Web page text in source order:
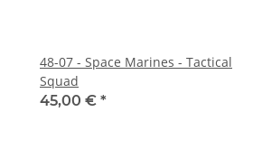
48-07 - Space Marines - Tactical
Squad
45,00 € *